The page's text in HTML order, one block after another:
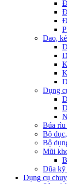
Dao,
Dụng
Búa
Bộ
Bộ
Mũi
Dũa kỹ
Dụng cụ